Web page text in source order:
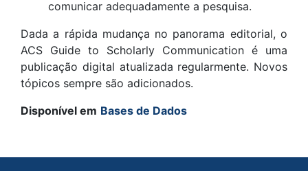
comunicar adequadamente a pesquisa.
Dada a rápida mudança no panorama editorial, o
ACS Guide to Scholarly Communication é uma
publicação digital atualizada regularmente. Novos
tópicos sempre são adicionados.
Disponível em Bases de Dados